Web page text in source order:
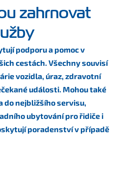
zahrnovat
podporu a pomoc v
cestách. Všechny souvisí
vozidla, úraz, zdravotní
události. Mohou také
do nejbližšího servisu,
ubytování pro řidiče i
poradenství v případě